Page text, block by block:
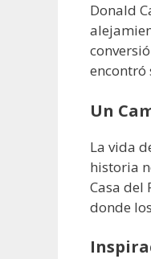
Donald
encontró
Un
La vida
historia
Casa del
donde